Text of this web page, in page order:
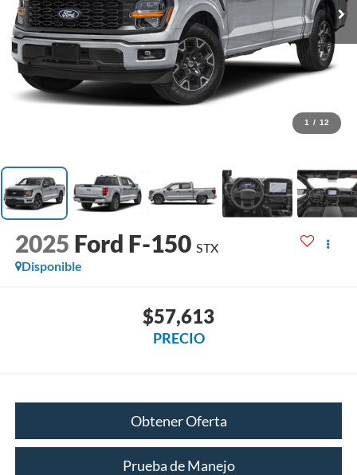
1 / 12
2025 Ford F-150 STX
Disponible
$57,613
PRECIO
Obtener Oferta
Prueba de Manejo